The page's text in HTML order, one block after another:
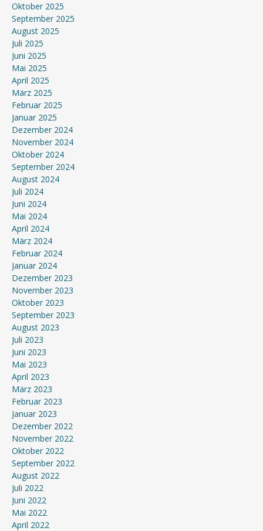
Oktober 2025
September 2025
August 2025
Juli 2025
Juni 2025
Mai 2025
April 2025
März 2025
Februar 2025
Januar 2025
Dezember 2024
November 2024
Oktober 2024
September 2024
August 2024
Juli 2024
Juni 2024
Mai 2024
April 2024
März 2024
Februar 2024
Januar 2024
Dezember 2023
November 2023
Oktober 2023
September 2023
August 2023
Juli 2023
Juni 2023
Mai 2023
April 2023
März 2023
Februar 2023
Januar 2023
Dezember 2022
November 2022
Oktober 2022
September 2022
August 2022
Juli 2022
Juni 2022
Mai 2022
April 2022